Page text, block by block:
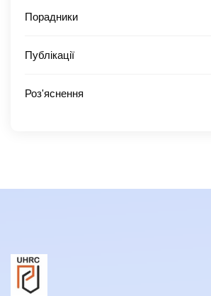
Порадники
Публікації
Роз'яснення